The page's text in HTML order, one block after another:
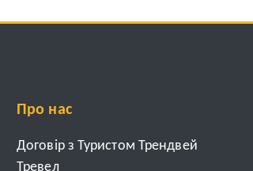
Про нас
Договір з Туристом Трендвей
Тревел